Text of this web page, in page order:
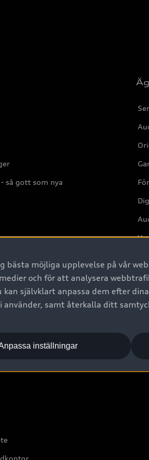
så gott som nya
bästa möjliga upplevelse på vår
och för att analysera
självklart anpassa dem efter
använder, samt återkalla ditt
inställningar